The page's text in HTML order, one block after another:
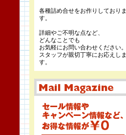
各種詰め合せをお作りしておりま
す。
詳細やご不明な点など、
どんなことでも
お気軽にお問い合わせください。
スタッフが親切丁寧にお応えしま
す。